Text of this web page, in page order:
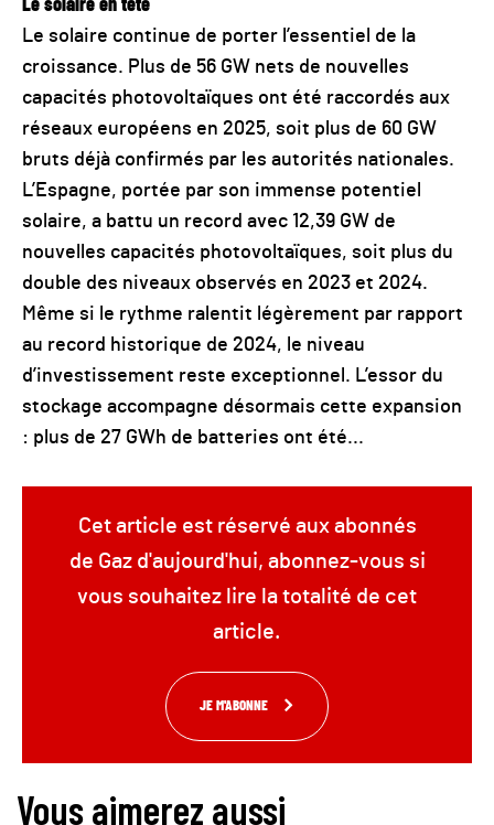
Le solaire en tête
Le solaire continue de porter l’essentiel de la
croissance. Plus de 56 GW nets de nouvelles
capacités photovoltaïques ont été raccordés aux
réseaux européens en 2025, soit plus de 60 GW
bruts déjà confirmés par les autorités nationales.
L’Espagne, portée par son immense potentiel
solaire, a battu un record avec 12,39 GW de
nouvelles capacités photovoltaïques, soit plus du
double des niveaux observés en 2023 et 2024.
Même si le rythme ralentit légèrement par rapport
au record historique de 2024, le niveau
d’investissement reste exceptionnel. L’essor du
stockage accompagne désormais cette expansion
: plus de 27 GWh de batteries ont été...
Cet article est réservé aux abonnés
de Gaz d'aujourd'hui, abonnez-vous si
vous souhaitez lire la totalité de cet
article.
JE M'ABONNE
Vous aimerez aussi